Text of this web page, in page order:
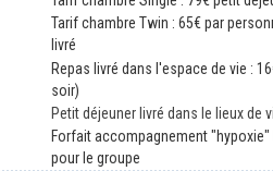
Tarif chambre Twin : 65€ par
livré
Repas livré dans l'espace de vie :
soir)
Petit déjeuner livré dans le lieux de
Forfait accompagnement
pour le groupe